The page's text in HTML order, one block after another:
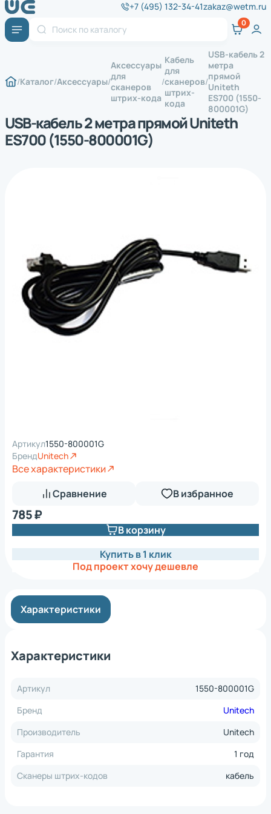
+7 (495) 132-34-41zakaz@wetm.ru
Каталог Аксессуары
Аксессуары
для
сканеров
штрих-кода
Кабель
для
сканеров
штрих-
кода
USB-кабель 2
метра
прямой
Uniteth
ES700 (1550-
800001G)
USB-кабель 2 метра прямой Uniteth
ES700 (1550-800001G)
Артикул1550-800001G
БрендUnitech
Все характеристики
Сравнение
В избранное
785 ₽
В корзину
Купить в 1 клик
Под проект хочу дешевле
Характеристики
Характеристики
Артикул
1550-800001G
Бренд
Unitech
Производитель
Unitech
Гарантия
1 год
Сканеры штрих-кодов
кабель